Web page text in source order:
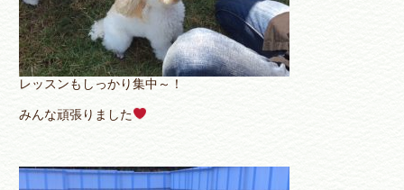
レッスンもしっかり集中～！
みんな頑張りました